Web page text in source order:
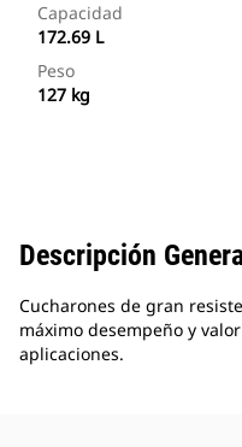
Capacidad
172.69 L
Peso
127 kg
Descripción
Cucharones de gran
máximo desempeño y
aplicaciones.